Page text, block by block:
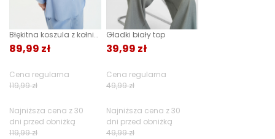
Błękitna koszula z kołnierzykiem
89,99 zł
Cena regularna
119,99 zł
Najniższa cena z 30
dni przed obniżką
119,99 zł
Gładki biały top
39,99 zł
Cena regularna
49,99 zł
Najniższa cena z 30
dni przed obniżką
49,99 zł